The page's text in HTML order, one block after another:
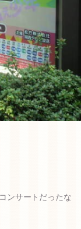
ンサートだったな